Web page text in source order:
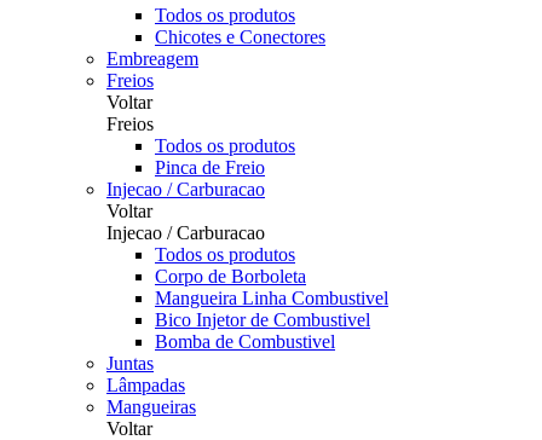
Todos os produtos
Chicotes e Conectores
Embreagem
Freios
Voltar
Freios
Todos os produtos
Pinca de Freio
Injecao / Carburacao
Voltar
Injecao / Carburacao
Todos os produtos
Corpo de Borboleta
Mangueira Linha Combustivel
Bico Injetor de Combustivel
Bomba de Combustivel
Juntas
Lâmpadas
Mangueiras
Voltar